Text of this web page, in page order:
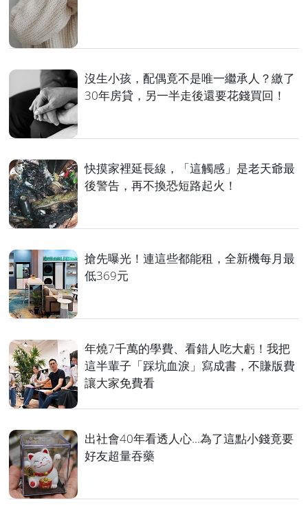
沒生小孩，配偶竟不是唯一繼承人？繳了
30年房貸，另一半走後還要花錢買回！
快摸家裡延長線，「這觸感」是老天爺最
後警告，再不換恐短路起火！
搶先曝光！連這些都能租，全新機每月最
低369元
年燒7千萬的學費、看錯人吃大虧！我把
這半輩子「踩坑血淚」寫成書，不賺版費
讓大家免費看
出社會40年看透人心...為了這點小錢竟要
好友超量吞藥